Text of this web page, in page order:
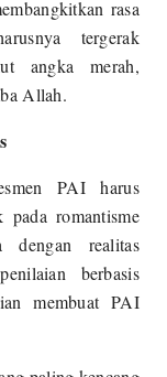
rasa
tergerak
angka merah,
Allah.
PAI harus
romantisme
dengan realitas
berbasis
membuat PAI